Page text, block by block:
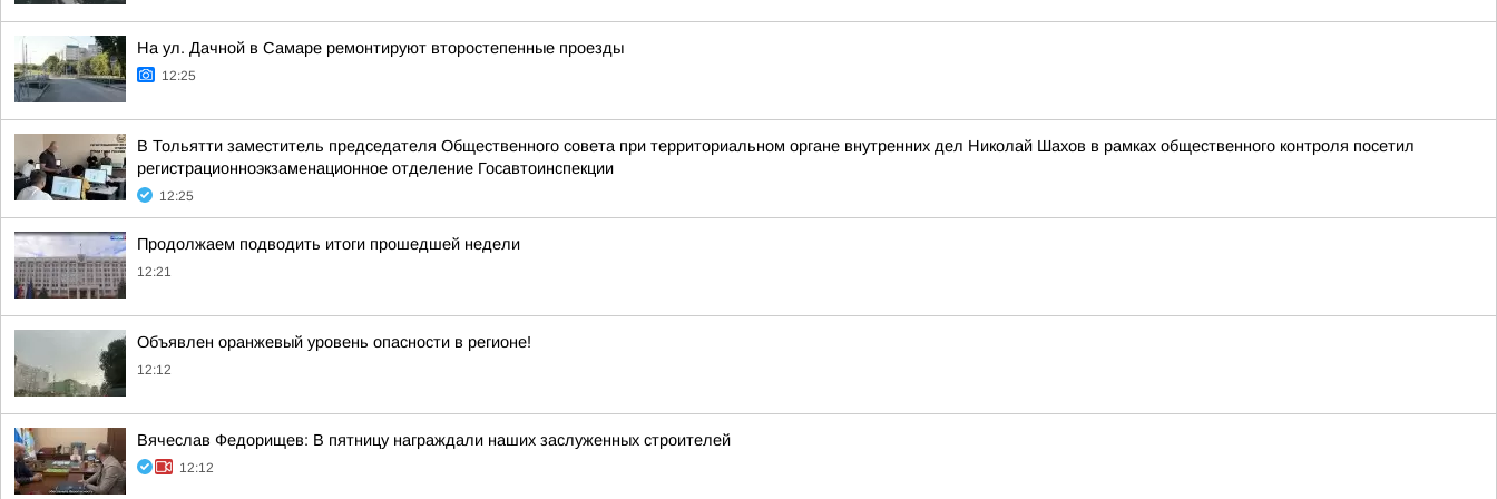
На ул. Дачной в Самаре ремонтируют второстепенные проезды
12:25
В Тольятти заместитель председателя Общественного совета при территориальном органе внутренних дел Николай Шахов в рамках общественного контроля посетил
регистрационноэкзаменационное отделение Госавтоинспекции
12:25
Продолжаем подводить итоги прошедшей недели
12:21
Объявлен оранжевый уровень опасности в регионе!
12:12
Вячеслав Федорищев: В пятницу награждали наших заслуженных строителей
12:12